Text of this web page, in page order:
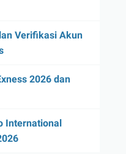
Verifikasi Akun
2026 dan
International